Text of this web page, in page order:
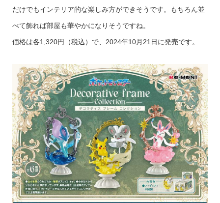
だけでもインテリア的な楽しみ方ができそうです。もちろん並
べて飾れば部屋も華やかになりそうですね。
価格は各1,320円（税込）で、2024年10月21日に発売です。